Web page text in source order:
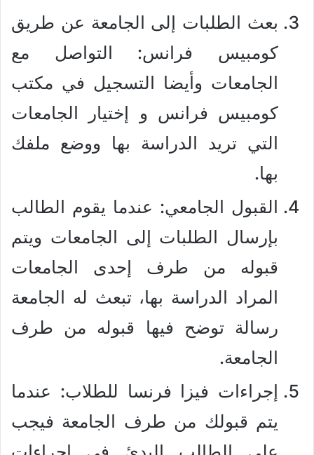
بعث الطلبات إلى الجامعة عن طريق
كومبيس فرانس: التواصل مع
الجامعات وأيضا التسجيل في مكتب
كومبيس فرانس و إختيار الجامعات
التي تريد الدراسة بها ووضع ملفك
بها.
القبول الجامعي: عندما يقوم الطالب
بإرسال الطلبات إلى الجامعات ويتم
قبوله من طرف إحدى الجامعات
المراد الدراسة بها، تبعث له الجامعة
رسالة توضح فيها قبوله من طرف
الجامعة.
إجراءات فيزا فرنسا للطلاب: عندما
يتم قبولك من طرف الجامعة فيجب